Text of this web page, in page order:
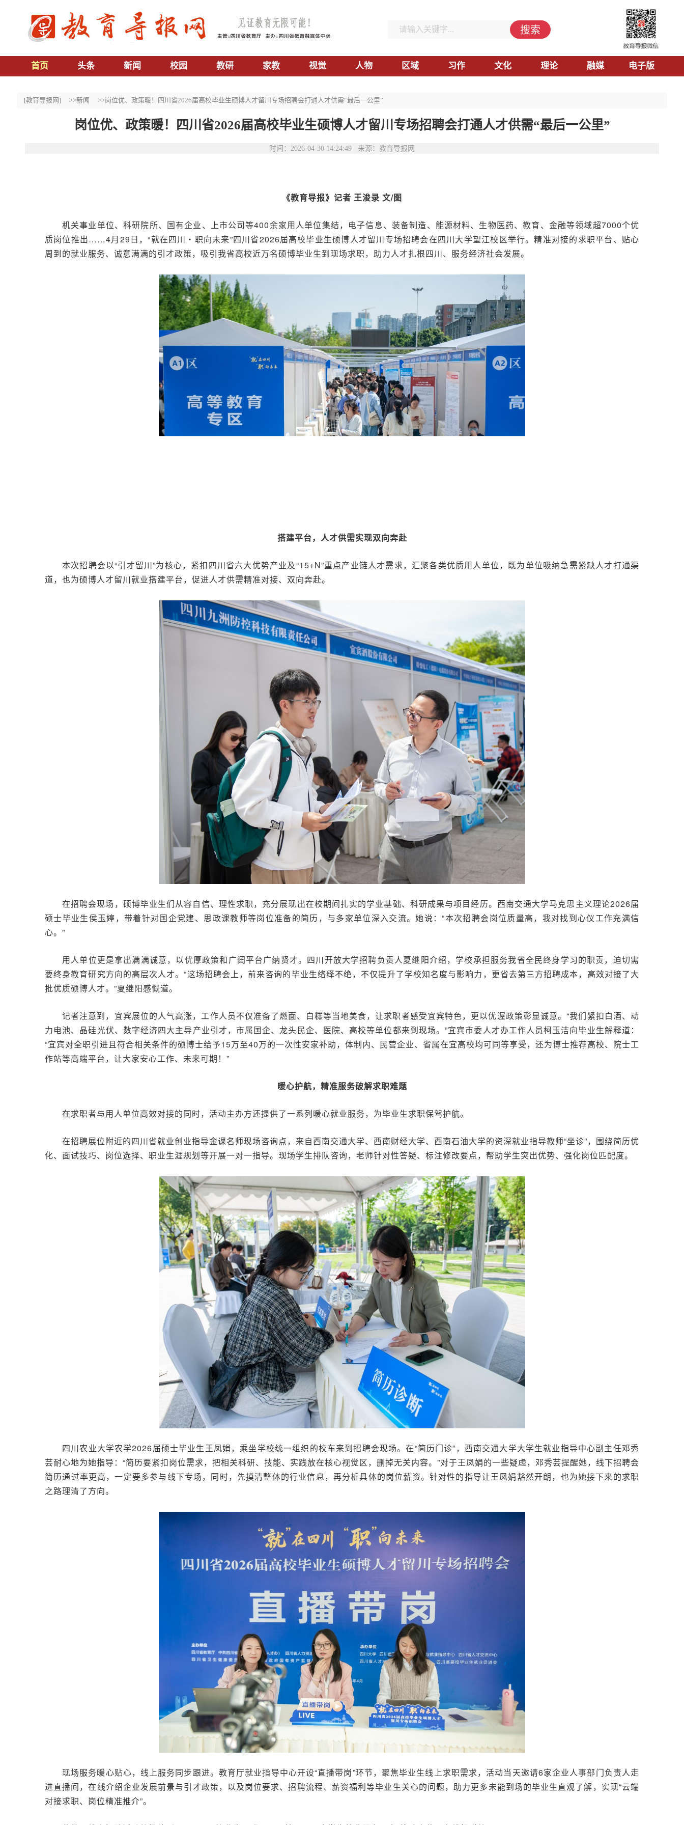
首页 头条 新闻 校园 教研 家教 视觉 人物 区域 习作 文化 理论 融媒 电子版
搜索
[教育导报网] >>新闻 >>岗位优、政策暖！四川省2026届高校毕业生硕博人才留川专场招聘会打通人才供需“最后一公里”
岗位优、政策暖！四川省2026届高校毕业生硕博人才留川专场招聘会打通人才供需“最后一公里”
时间：2026-04-30 14:24:49 来源：教育导报网
《教育导报》记者 王浚录 文/图
机关事业单位、科研院所、国有企业、上市公司等400余家用人单位集结，电子信息、装备制造、能源材料、生物医药、教育、金融等领域超7000个优
质岗位推出……4月29日，“就在四川・职向未来”四川省2026届高校毕业生硕博人才留川专场招聘会在四川大学望江校区举行。精准对接的求职平台、贴心
周到的就业服务、诚意满满的引才政策，吸引我省高校近万名硕博毕业生到现场求职，助力人才扎根四川、服务经济社会发展。
搭建平台，人才供需实现双向奔赴
本次招聘会以“引才留川”为核心，紧扣四川省六大优势产业及“15+N”重点产业链人才需求，汇聚各类优质用人单位，既为单位吸纳急需紧缺人才打通渠
道，也为硕博人才留川就业搭建平台，促进人才供需精准对接、双向奔赴。
在招聘会现场，硕博毕业生们从容自信、理性求职，充分展现出在校期间扎实的学业基础、科研成果与项目经历。西南交通大学马克思主义理论2026届
硕士毕业生侯玉婷，带着针对国企党建、思政课教师等岗位准备的简历，与多家单位深入交流。她说：“本次招聘会岗位质量高，我对找到心仪工作充满信
心。”
用人单位更是拿出满满诚意，以优厚政策和广阔平台广纳贤才。四川开放大学招聘负责人夏继阳介绍，学校承担服务我省全民终身学习的职责，迫切需
要终身教育研究方向的高层次人才。“这场招聘会上，前来咨询的毕业生络绎不绝，不仅提升了学校知名度与影响力，更省去第三方招聘成本，高效对接了大
批优质硕博人才。”夏继阳感慨道。
记者注意到，宜宾展位的人气高涨，工作人员不仅准备了燃面、白糕等当地美食，让求职者感受宜宾特色，更以优渥政策彰显诚意。“我们紧扣白酒、动
力电池、晶硅光伏、数字经济四大主导产业引才，市属国企、龙头民企、医院、高校等单位都来到现场。”宜宾市委人才办工作人员柯玉洁向毕业生解释道：
“宜宾对全职引进且符合相关条件的硕博士给予15万至40万的一次性安家补助，体制内、民营企业、省属在宜高校均可同等享受，还为博士推荐高校、院士工
作站等高端平台，让大家安心工作、未来可期！”
暖心护航，精准服务破解求职难题
在求职者与用人单位高效对接的同时，活动主办方还提供了一系列暖心就业服务，为毕业生求职保驾护航。
在招聘展位附近的四川省就业创业指导金课名师现场咨询点，来自西南交通大学、西南财经大学、西南石油大学的资深就业指导教师“坐诊”，围绕简历优
化、面试技巧、岗位选择、职业生涯规划等开展一对一指导。现场学生排队咨询，老师针对性答疑、标注修改要点，帮助学生突出优势、强化岗位匹配度。
四川农业大学农学2026届硕士毕业生王凤娟，乘坐学校统一组织的校车来到招聘会现场。在“简历门诊”，西南交通大学大学生就业指导中心副主任邓秀
芸耐心地为她指导：“简历要紧扣岗位需求，把相关科研、技能、实践放在核心视觉区，删掉无关内容。”对于王凤娟的一些疑虑，邓秀芸提醒她，线下招聘会
简历通过率更高，一定要多参与线下专场，同时，先摸清整体的行业信息，再分析具体的岗位薪资。针对性的指导让王凤娟豁然开朗，也为她接下来的求职
之路理清了方向。
现场服务暖心贴心，线上服务同步跟进。教育厅就业指导中心开设“直播带岗”环节，聚焦毕业生线上求职需求，活动当天邀请6家企业人事部门负责人走
进直播间，在线介绍企业发展前景与引才政策，以及岗位要求、招聘流程、薪资福利等毕业生关心的问题，助力更多未能到场的毕业生直观了解，实现“云端
对接求职、岗位精准推介”。